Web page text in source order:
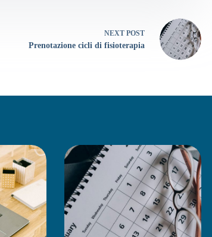
NEXT POST
Prenotazione cicli di fisioterapia